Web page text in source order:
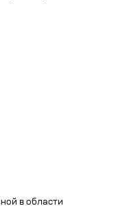
в области